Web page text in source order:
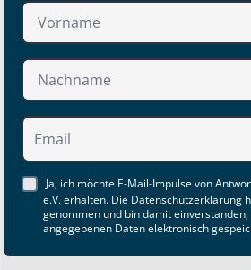
Ja, ich möchte E-Mail-Impulse von
e.V. erhalten. Die Datenschutzerklärung
genommen und bin damit
angegebenen Daten elektronisch